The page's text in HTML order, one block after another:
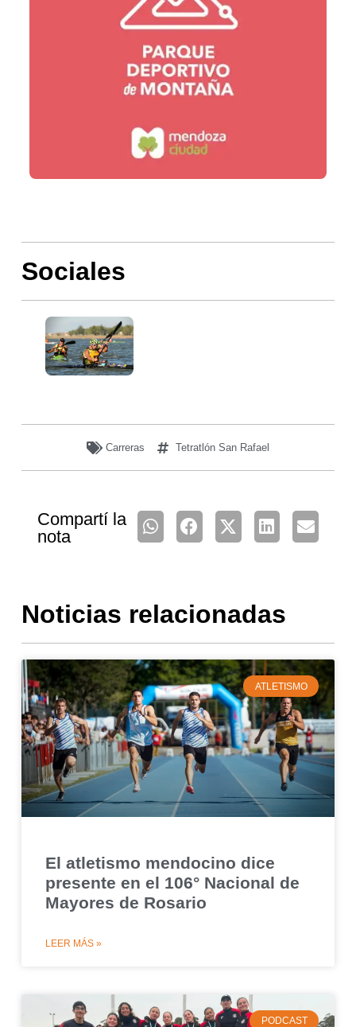
Sociales
Carreras Tetratlón San Rafael
Compartí la
nota
Noticias relacionadas
ATLETISMO
El atletismo mendocino dice
presente en el 106° Nacional de
Mayores de Rosario
LEER MÁS »
PODCAST